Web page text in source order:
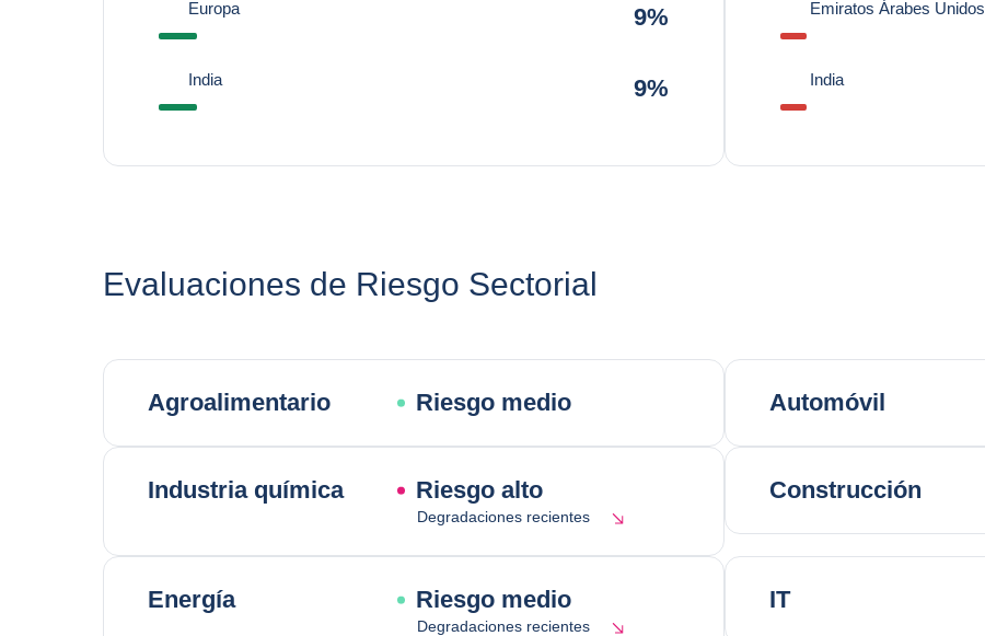
Europa 9%
India 9%
Emiratos Árabes Unidos
India
Evaluaciones de Riesgo Sectorial
Agroalimentario Riesgo medio Automóvil
Industria química Riesgo alto
Degradaciones recientes
Construcción
Energía Riesgo medio
Degradaciones recientes
IT